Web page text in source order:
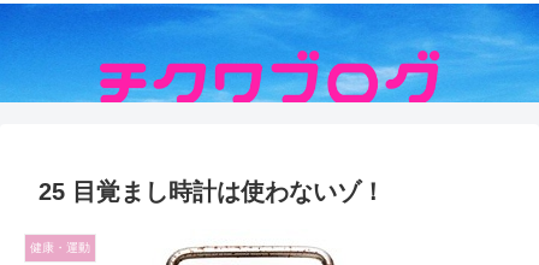
25 目覚まし時計は使わないゾ！
健康・運動